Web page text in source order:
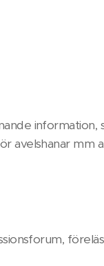
information,
avelshanar mm